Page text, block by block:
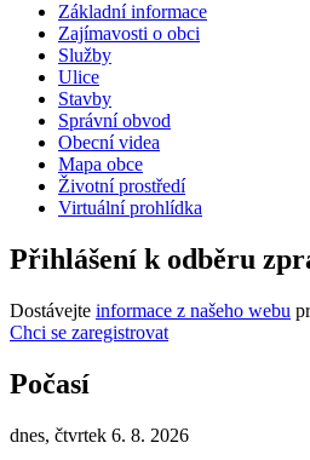
Základní informace
Zajímavosti o obci
Služby
Ulice
Stavby
Správní obvod
Obecní videa
Mapa obce
Životní prostředí
Virtuální prohlídka
Přihlášení k odběru
Dostávejte informace z našeho webu
Chci se zaregistrovat
Počasí
dnes, čtvrtek 6. 8. 2026